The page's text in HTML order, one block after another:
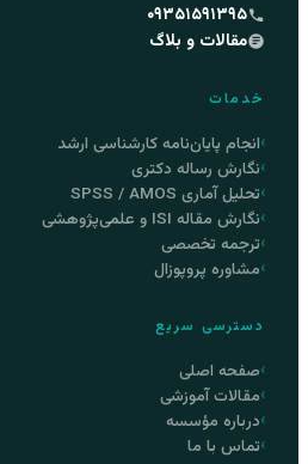
۰۹۳۵۱۵۹۱۳۹۵
مقالات و بلاگ
خدمات
انجام پایان‌نامه کارشناسی ارشد
نگارش رساله دکتری
تحلیل آماری SPSS / AMOS
نگارش مقاله ISI و علمی‌پژوهشی
ترجمه تخصصی
مشاوره پروپوزال
دسترسی سریع
صفحه اصلی
مقالات آموزشی
درباره مؤسسه
تماس با ما